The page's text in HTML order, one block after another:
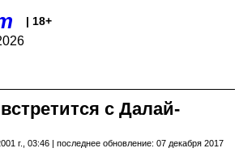
| 18+
с Далай-
г., 03:46 | последнее обновление: 07 декабря 2017